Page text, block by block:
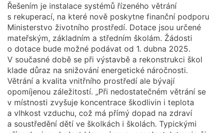
Řešením je instalace systémů řízeného větrání
s rekuperací, na které nově poskytne finanční podporu
Ministerstvo životního prostředí. Dotace jsou určené
mateřským, základním a středním školám. Žádosti
o dotace bude možné podávat od 1. dubna 2025.
V současné době se při výstavbě a rekonstrukci škol
klade důraz na snižování energetické náročnosti.
Větrání a kvalita vnitřního prostředí ale bývají
opomíjenou záležitostí. „Při nedostatečném větrání se
v místnosti zvyšuje koncentrace škodlivin i teplota
a vlhkost vzduchu, což má přímý dopad na zdraví
a soustředění dětí ve školkách i školách. Typickými